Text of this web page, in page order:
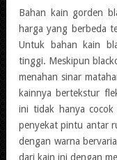
Bahan kain gorden
harga yang berbeda
Untuk bahan kain
tinggi. Meskipun
menahan sinar
kainnya bertekstur
ini tidak hanya
penyekat pintu antar
dengan warna
dari kain ini dengan